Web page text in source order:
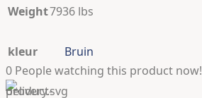
Weight7936 lbs
kleur
Bruin
0 People watching this product now!